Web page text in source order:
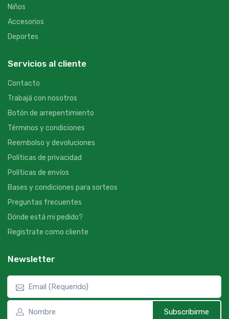
Niños
Accesorios
Deportes
Servicios al cliente
Contacto
Trabajá con nosotros
Botón de arrepentimiento
Términos y condiciones
Reembolso y devoluciones
Políticas de privacidad
Políticas de envíos
Bases y condiciones para sorteos
Preguntas frecuentes
Dónde está mi pedido?
Registrate como cliente
Newsletter
Subscribirme